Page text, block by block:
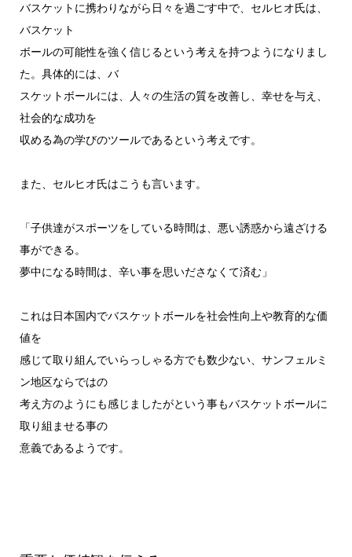
バスケットに携わりながら日々を過ごす中で、セルヒオ氏は、
バスケット
ボールの可能性を強く信じるという考えを持つようになりまし
た。具体的には、バ
スケットボールには、人々の生活の質を改善し、幸せを与え、
社会的な成功を
収める為の学びのツールであるという考えです。
また、セルヒオ氏はこうも言います。
「子供達がスポーツをしている時間は、悪い誘惑から遠ざける
事ができる。
夢中になる時間は、辛い事を思いださなくて済む」
これは日本国内でバスケットボールを社会性向上や教育的な価
値を
感じて取り組んでいらっしゃる方でも数少ない、サンフェルミ
ン地区ならではの
考え方のようにも感じましたがという事もバスケットボールに
取り組ませる事の
意義であるようです。